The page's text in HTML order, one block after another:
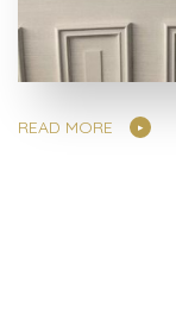
READ MORE